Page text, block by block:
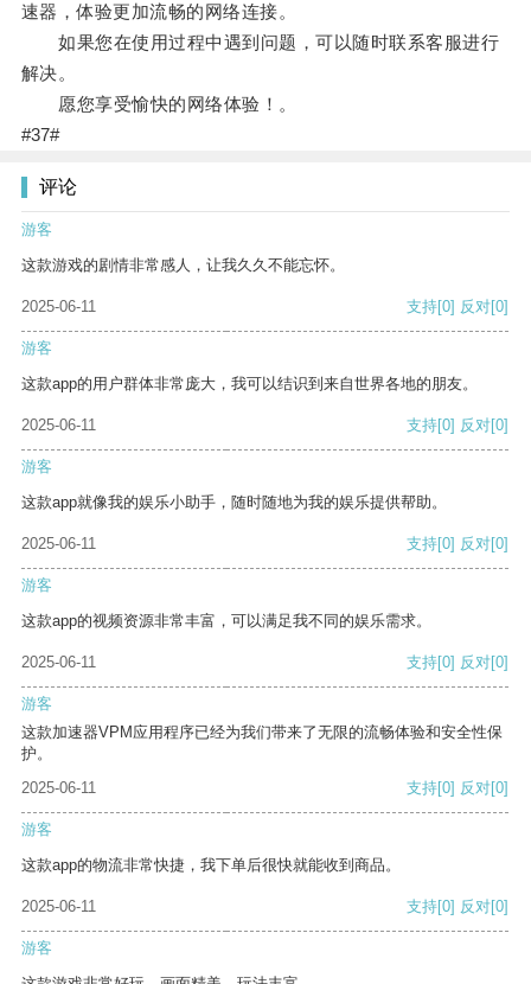
速器，体验更加流畅的网络连接。
如果您在使用过程中遇到问题，可以随时联系客服进行
解决。
愿您享受愉快的网络体验！。
#37#
评论
游客
这款游戏的剧情非常感人，让我久久不能忘怀。
2025-06-11 支持[0] 反对[0]
游客
这款app的用户群体非常庞大，我可以结识到来自世界各地的朋友。
2025-06-11 支持[0] 反对[0]
游客
这款app就像我的娱乐小助手，随时随地为我的娱乐提供帮助。
2025-06-11 支持[0] 反对[0]
游客
这款app的视频资源非常丰富，可以满足我不同的娱乐需求。
2025-06-11 支持[0] 反对[0]
游客
这款加速器VPM应用程序已经为我们带来了无限的流畅体验和安全性保
护。
2025-06-11
支持[0] 反对[0]
游客
这款app的物流非常快捷，我下单后很快就能收到商品。
2025-06-11 支持[0] 反对[0]
游客